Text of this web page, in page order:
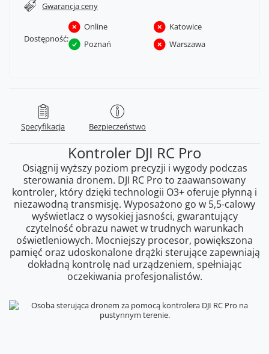
Gwarancja ceny
Dostępność:
Online
Katowice
Poznań
Warszawa
Specyfikacja Bezpieczeństwo
Kontroler DJI RC Pro
Osiągnij wyższy poziom precyzji i wygody podczas
sterowania dronem. DJI RC Pro to zaawansowany
kontroler, który dzięki technologii O3+ oferuje płynną i
niezawodną transmisję. Wyposażono go w 5,5-calowy
wyświetlacz o wysokiej jasności, gwarantujący
czytelność obrazu nawet w trudnych warunkach
oświetleniowych. Mocniejszy procesor, powiększona
pamięć oraz udoskonalone drążki sterujące zapewniają
dokładną kontrolę nad urządzeniem, spełniając
oczekiwania profesjonalistów.